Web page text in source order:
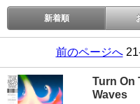
新着順
前のページへ
Turn On
Waves